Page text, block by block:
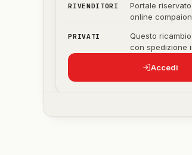
RIVENDITORI
Portale
online
PRIVATI
Questo
con spedizione
Accedi